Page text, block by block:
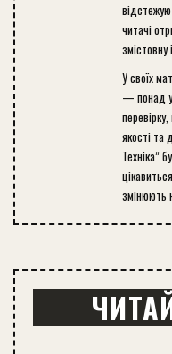
читачі
У своїх
— понад
якості та
Техніка”
змінюють